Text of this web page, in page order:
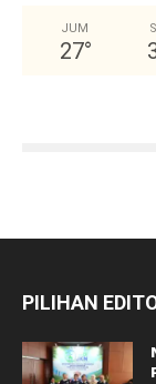
JUM
27°
PILIHAN